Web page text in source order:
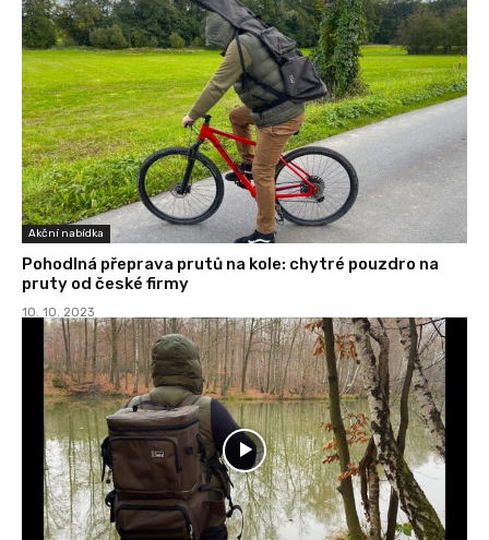
Akční nabídka
Pohodlná přeprava prutů na kole: chytré pouzdro na
pruty od české firmy
10. 10. 2023